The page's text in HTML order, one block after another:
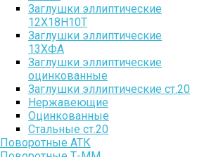
Заглушки эллиптические
12Х18Н10Т
Заглушки эллиптические
13ХФА
Заглушки эллиптические
оцинкованные
Заглушки эллиптические ст.20
Нержавеющие
Оцинкованные
Стальные ст.20
Поворотные АТК